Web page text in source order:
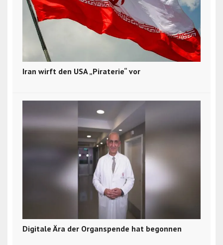
Iran wirft den USA „Piraterie“ vor
Digitale Ära der Organspende hat begonnen